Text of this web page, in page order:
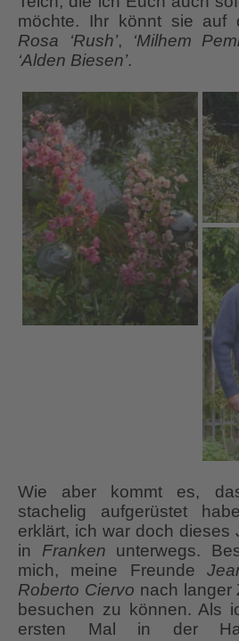
möchte. Ihr könnt sie auf
Rosa ‘Rush’, ‘Milhem
‘Alden Biesen’.
Wie aber kommt es,
stachelig aufgerüstet
erklärt, ich war doch dieses
in Franken unterwegs.
mich, meine Freunde
Roberto Ciervo nach langer
besuchen zu können. Als
ersten Mal in der